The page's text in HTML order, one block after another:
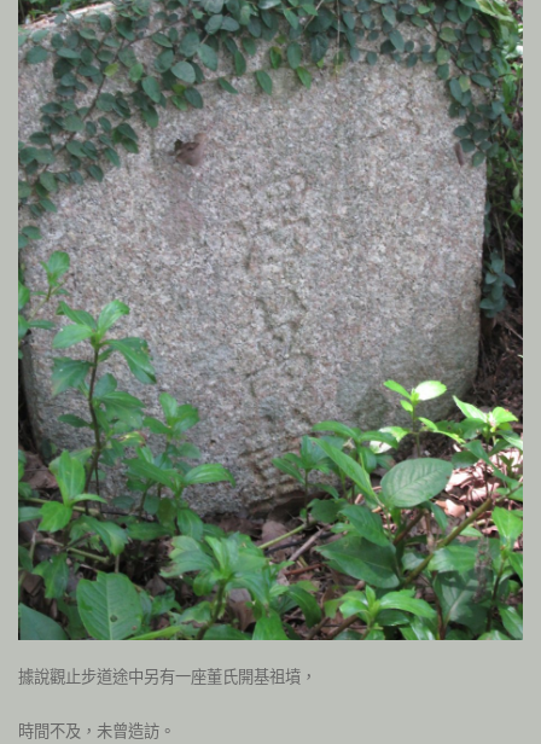
據說觀止步道途中另有一座董氏開基祖墳，
時間不及，未曾造訪。